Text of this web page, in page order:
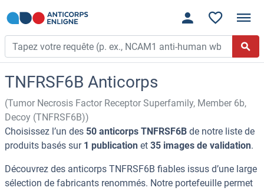
TNFRSF6B Anticorps
(Tumor Necrosis Factor Receptor Superfamily, Member 6b,
Decoy (TNFRSF6B))
Choisissez l’un des 50 anticorps TNFRSF6B de notre liste de
produits basés sur 1 publication et 35 images de validation.
Découvrez des anticorps TNFRSF6B fiables issus d’une large
sélection de fabricants renommés. Notre portefeuille permet